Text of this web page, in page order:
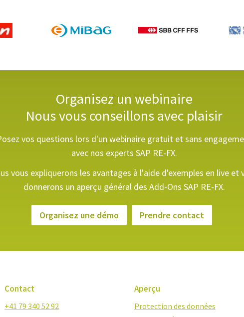
Organisez un webinaire
Nous vous conseillons avec plaisir
vos questions lors d'un webinaire gratuit et sans
avec nos experts SAP RE-FX.
vous expliquerons les avantages à l'aide d'exemples en live et
donnerons un aperçu général des Add-Ons SAP RE-FX.
Organisez une démo Prendre contact
Contact
+41 79 340 52 92
Aperçu
Protection des données